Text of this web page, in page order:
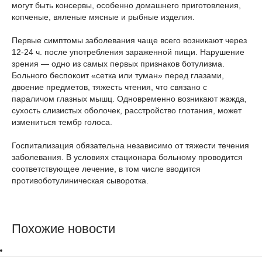
могут быть консервы, особенно домашнего приготовления,
копченые, вяленые мясные и рыбные изделия.
Первые симптомы заболевания чаще всего возникают через
12-24 ч. после употребления зараженной пищи. Нарушение
зрения — одно из самых первых признаков ботулизма.
Больного беспокоит «сетка или туман» перед глазами,
двоение предметов, тяжесть чтения, что связано с
параличом глазных мышц. Одновременно возникают жажда,
сухость слизистых оболочек, расстройство глотания, может
измениться тембр голоса.
Госпитализация обязательна независимо от тяжести течения
заболевания. В условиях стационара больному проводится
соответствующее лечение, в том числе вводится
противоботулиническая сыворотка.
Похожие новости